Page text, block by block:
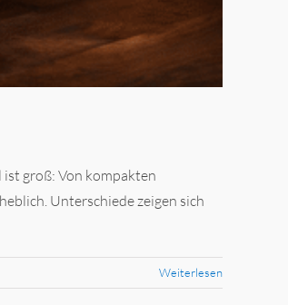
groß: Von kompakten
Unterschiede zeigen sich
Weiterlesen